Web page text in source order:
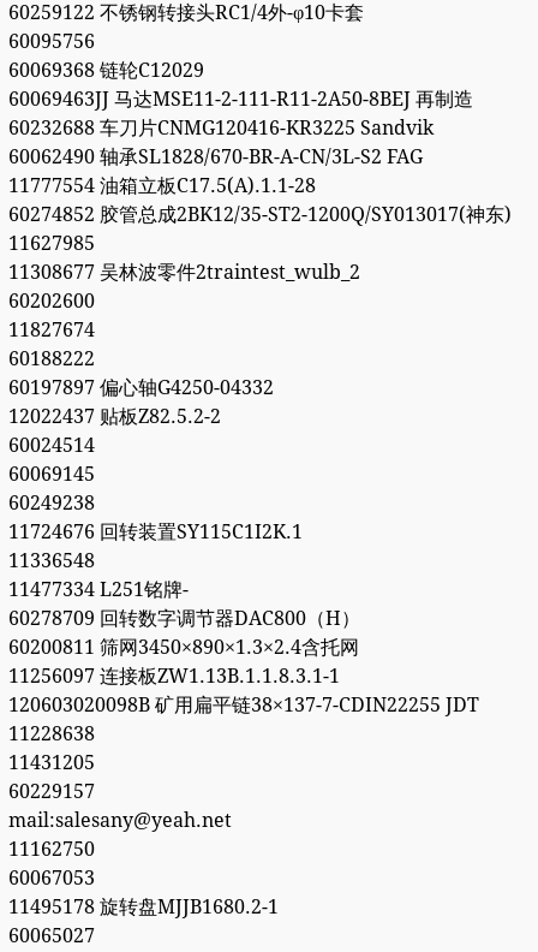
60259122 不锈钢转接头RC1/4外-φ10卡套
60095756
60069368 链轮C12029
60069463JJ 马达MSE11-2-111-R11-2A50-8BEJ 再制造
60232688 车刀片CNMG120416-KR3225 Sandvik
60062490 轴承SL1828/670-BR-A-CN/3L-S2 FAG
11777554 油箱立板C17.5(A).1.1-28
60274852 胶管总成2BK12/35-ST2-1200Q/SY013017(神东)
11627985
11308677 吴林波零件2traintest_wulb_2
60202600
11827674
60188222
60197897 偏心轴G4250-04332
12022437 贴板Z82.5.2-2
60024514
60069145
60249238
11724676 回转装置SY115C1I2K.1
11336548
11477334 L251铭牌-
60278709 回转数字调节器DAC800（H）
60200811 筛网3450×890×1.3×2.4含托网
11256097 连接板ZW1.13B.1.1.8.3.1-1
120603020098B 矿用扁平链38×137-7-CDIN22255 JDT
11228638
11431205
60229157
mail:salesany@yeah.net
11162750
60067053
11495178 旋转盘MJJB1680.2-1
60065027